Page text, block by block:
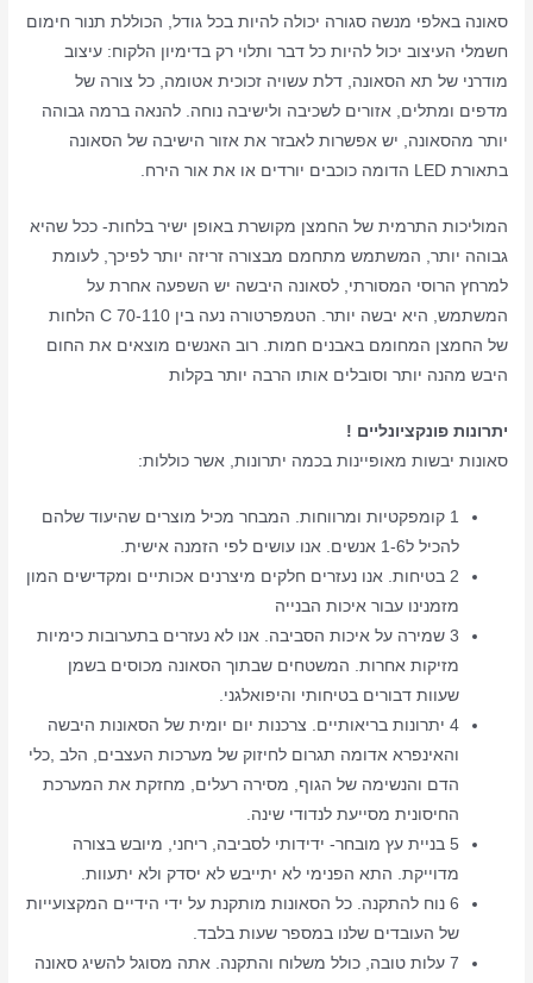
סאונה באלפי מנשה סגורה יכולה להיות בכל גודל, הכוללת תנור חימום
חשמלי העיצוב יכול להיות כל דבר ותלוי רק בדימיון הלקוח: עיצוב
מודרני של תא הסאונה, דלת עשויה זכוכית אטומה, כל צורה של
מדפים ומתלים, אזורים לשכיבה ולישיבה נוחה. להנאה ברמה גבוהה
יותר מהסאונה, יש אפשרות לאבזר את אזור הישיבה של הסאונה
בתאורת LED הדומה כוכבים יורדים או את אור הירח.
המוליכות התרמית של החמצן מקושרת באופן ישיר בלחות- ככל שהיא
גבוהה יותר, המשתמש מתחמם מבצורה זריזה יותר לפיכך, לעומת
למרחץ הרוסי המסורתי, לסאונה היבשה יש השפעה אחרת על
המשתמש, היא יבשה יותר. הטמפרטורה נעה בין 70-110 C הלחות
של החמצן המחומם באבנים חמות. רוב האנשים מוצאים את החום
היבש מהנה יותר וסובלים אותו הרבה יותר בקלות
יתרונות פונקציונליים !
סאונות יבשות מאופיינות בכמה יתרונות, אשר כוללות:
1 קומפקטיות ומרווחות. המבחר מכיל מוצרים שהיעוד שלהם
להכיל ל1-6 אנשים. אנו עושים לפי הזמנה אישית.
2 בטיחות. אנו נעזרים חלקים מיצרנים אכותיים ומקדישים המון
מזמנינו עבור איכות הבנייה
3 שמירה על איכות הסביבה. אנו לא נעזרים בתערובות כימיות
מזיקות אחרות. המשטחים שבתוך הסאונה מכוסים בשמן
שעוות דבורים בטיחותי והיפואלגני.
4 יתרונות בריאותיים. צרכנות יום יומית של הסאונות היבשה
והאינפרא אדומה תגרום לחיזוק של מערכות העצבים, הלב ,כלי
הדם והנשימה של הגוף, מסירה רעלים, מחזקת את המערכת
החיסונית מסייעת לנדודי שינה.
5 בניית עץ מובחר- ידידותי לסביבה, ריחני, מיובש בצורה
מדוייקת. התא הפנימי לא יתייבש לא יסדק ולא יתעוות.
6 נוח להתקנה. כל הסאונות מותקנת על ידי הידיים המקצועייות
של העובדים שלנו במספר שעות בלבד.
7 עלות טובה, כולל משלוח והתקנה. אתה מסוגל להשיג סאונה